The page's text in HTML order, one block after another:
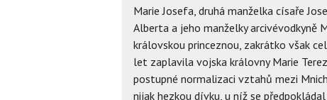
Marie Josefa, druhá manželka císaře
Alberta a jeho manželky arcivévodkyně
královskou princeznou, zakrátko však
let zaplavila vojska královny Marie
postupné normalizaci vztahů mezi
nijak hezkou dívku, u níž se